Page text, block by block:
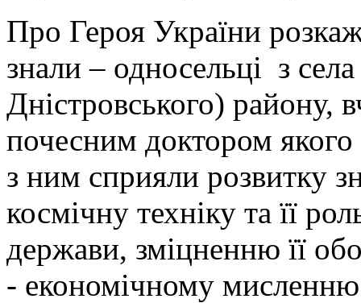
Про Героя України
знали – односельці з
Дністровського)
почесним доктором
з ним сприяли розвитку
космічну техніку та її
держави, зміцненню її
- економічному